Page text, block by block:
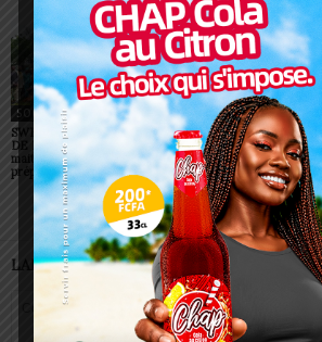
SOCIÉTÉ
SWEDD+ Togo / ECOLE
DE LA CHANCE : les
maitres-artisans se
préparent à transmettre
SOCIÉTÉ
Glory Night 2026: Sonnie
Badu fait chanter des
milliers de personnes à
Lomé
LAISSER UN COMMENTAIRE